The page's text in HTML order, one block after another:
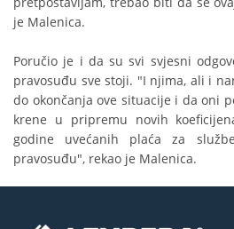
je Malenica.
Poručio je i da su svi svjesni
pravosuđu sve stoji. "I njima, ali i
do okončanja ove situacije i da oni
krene u pripremu novih
godine uvećanih plaća za
pravosuđu", rekao je Malenica.